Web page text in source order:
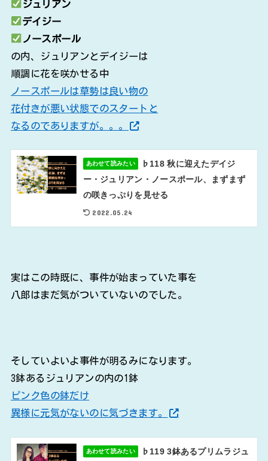
ジュリアン
デイジー
ノースポール
の内、ジュリアンとデイジーは
順調に花を咲かせる中
ノースポールは草勢は良い物の
花付きが悪い状態でのスタートと
なるのでありますが。。。
あわせて読みたい
♭118 秋に迎えたデイジ
ー・ジュリアン・ノースポール、まずまず
の咲きっぷりを見せる
2022.05.24
実はこの時既に、事件が始まっていた事を
八郎はまだ気がついていないのでした。
そしていよいよ事件が明るみになります。
3鉢あるジュリアンの内の1鉢
ピンク色の鉢だけ
異様に元気がないのに気づきます。
あわせて読みたい
♭119 3鉢あるプリムラジュ